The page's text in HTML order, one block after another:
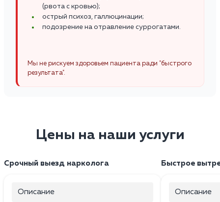
(рвота с кровью);
острый психоз, галлюцинации;
подозрение на отравление суррогатами.
Мы не рискуем здоровьем пациента ради "быстрого
результата".
Цены на наши услуги
Срочный выезд нарколога
Описание
Быстрое
Описание